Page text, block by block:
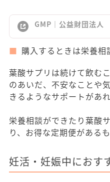
GMP｜公益財団法人
購入するときは栄養
葉酸サプリは続けて飲む
のあいだ、不安なことや
きるようなサポートがあ
栄養相談ができたり葉酸
り、お得な定期便がある
妊活・妊娠中におす